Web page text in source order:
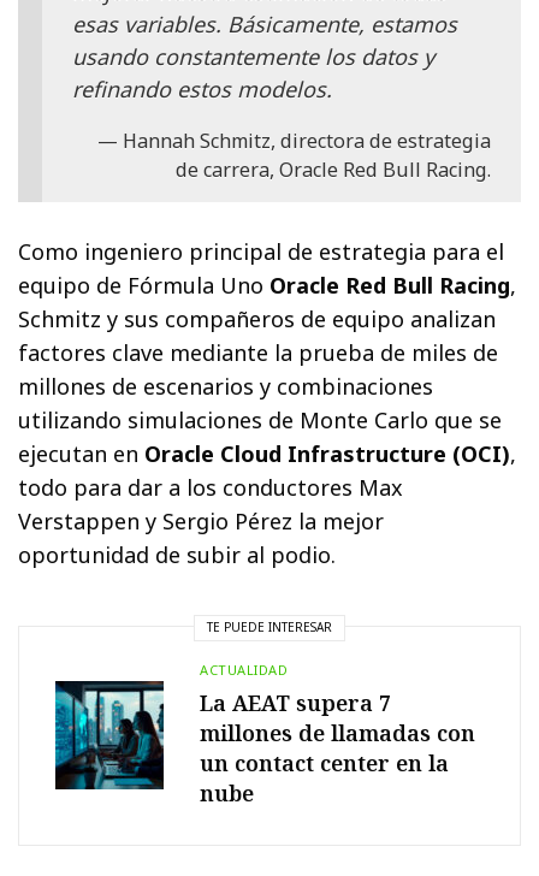
esas variables. Básicamente, estamos
usando constantemente los datos y
refinando estos modelos.
Hannah Schmitz, directora de estrategia
de carrera, Oracle Red Bull Racing.
Como ingeniero principal de estrategia para el
equipo de Fórmula Uno Oracle Red Bull Racing,
Schmitz y sus compañeros de equipo analizan
factores clave mediante la prueba de miles de
millones de escenarios y combinaciones
utilizando simulaciones de Monte Carlo que se
ejecutan en Oracle Cloud Infrastructure (OCI),
todo para dar a los conductores Max
Verstappen y Sergio Pérez la mejor
oportunidad de subir al podio.
TE PUEDE INTERESAR
ACTUALIDAD
La AEAT supera 7
millones de llamadas con
un contact center en la
nube